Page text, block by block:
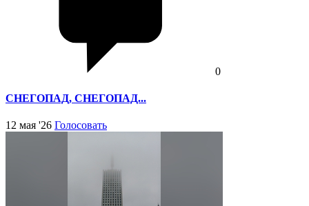
0
СНЕГОПАД, СНЕГОПАД...
12 мая '26 Голосовать